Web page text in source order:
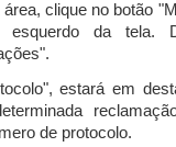
clique no botão
esquerdo da tela.
estará em
de protocolo.